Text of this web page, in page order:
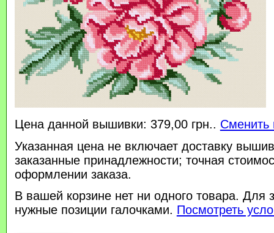
Цена данной вышивки: 379,00 грн.. Сменить
Указанная цена не включает доставку
заказанные принадлежности; точная
оформлении заказа.
В вашей корзине нет ни одного товара. Для
нужные позиции галочками. Посмотреть